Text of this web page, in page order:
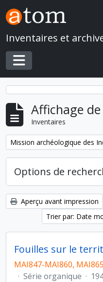
Skip to main content
Inventaires et
Toggle navigation
Affichage
Inventaires
Remove filter:
Mission archéologique des
Options de
Aperçu avant impression
Trier par: Date
MAI847-MAI860,
· Série organique ·